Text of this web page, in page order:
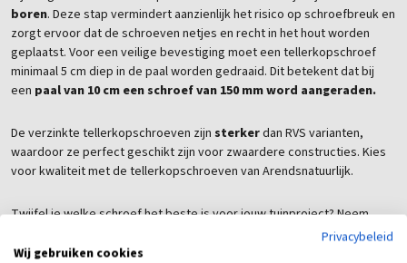
boren. Deze stap vermindert aanzienlijk het risico op schroefbreuk en
zorgt ervoor dat de schroeven netjes en recht in het hout worden
geplaatst. Voor een veilige bevestiging moet een tellerkopschroef
minimaal 5 cm diep in de paal worden gedraaid. Dit betekent dat bij
een paal van 10 cm een schroef van 150 mm word aangeraden.
De verzinkte tellerkopschroeven zijn sterkerdan RVS varianten,
waardoor ze perfect geschikt zijn voor zwaardere constructies. Kies
voor kwaliteit met de tellerkopschroeven van Arendsnatuurlijk.
Twijfel je welke schroef het beste is voor jouw tuinproject? Neem
contact met ons op en laat je adviseren door een van onze
medewerkers, of kom langs in de showroom
Privacybeleid
Wij gebruiken cookies